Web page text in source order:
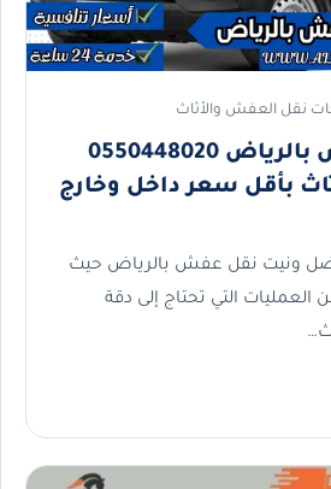
نقل العفش والأثاث
ونيت نقل عفش بالرياض 0550448020
بأقل سعر داخل وخارج
ونيت نقل عفش بالرياض حيث
العمليات التي تحتاج إلى دقة